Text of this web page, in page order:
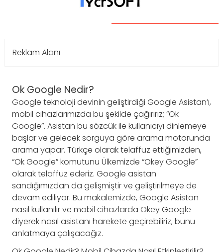
Reklam Alanı
Ok Google Nedir?
Google teknoloji devinin geliştirdiği Google Asistan’ı,
mobil cihazlarımızda bu şekilde çağırırız; “Ok
Google”. Asistan bu sözcük ile kullanıcıyı dinlemeye
başlar ve gelecek sorguya göre arama motorunda
arama yapar. Türkçe olarak telaffuz ettiğimizden,
“Ok Google” komutunu Ülkemizde “Okey Google”
olarak telaffuz ederiz. Google asistan
sandığımızdan da gelişmiştir ve geliştirilmeye de
devam ediliyor. Bu makalemizde, Google Asistan
nasıl kullanılır ve mobil cihazlarda Okey Google
diyerek nasıl asistanı harekete geçirebiliriz, bunu
anlatmaya çalışacağız.